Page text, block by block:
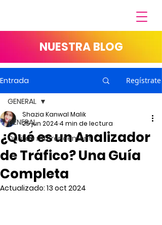
NUESTRA BLOG
Entrada Regístrate
GENERAL
Outil de référencement
GENERAL
¿Qué es un Analizador
de Tráfico? Una Guía
Completa
Shazia Kanwal Malik
25 jun 2024 4 min de lectura
Actualizado: 13 oct 2024